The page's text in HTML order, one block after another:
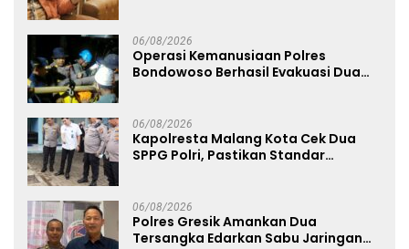
06/08/2026
Operasi Kemanusiaan Polres
Bondowoso Berhasil Evakuasi Dua
06/08/2026
Kapolresta Malang Kota Cek Dua
SPPG Polri, Pastikan Standar
06/08/2026
Polres Gresik Amankan Dua
Tersangka Edarkan Sabu Jaringan